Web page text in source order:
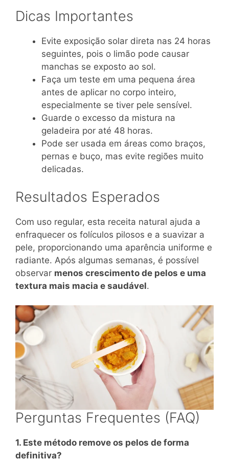
Dicas Importantes
Evite exposição solar direta nas 24 horas
seguintes, pois o limão pode causar
manchas se exposto ao sol.
Faça um teste em uma pequena área
antes de aplicar no corpo inteiro,
especialmente se tiver pele sensível.
Guarde o excesso da mistura na
geladeira por até 48 horas.
Pode ser usada em áreas como braços,
pernas e buço, mas evite regiões muito
delicadas.
Resultados Esperados
Com uso regular, esta receita natural ajuda a
enfraquecer os folículos pilosos e a suavizar a
pele, proporcionando uma aparência uniforme e
radiante. Após algumas semanas, é possível
observar menos crescimento de pelos e uma
textura mais macia e saudável.
Perguntas Frequentes (FAQ)
1. Este método remove os pelos de forma
definitiva?